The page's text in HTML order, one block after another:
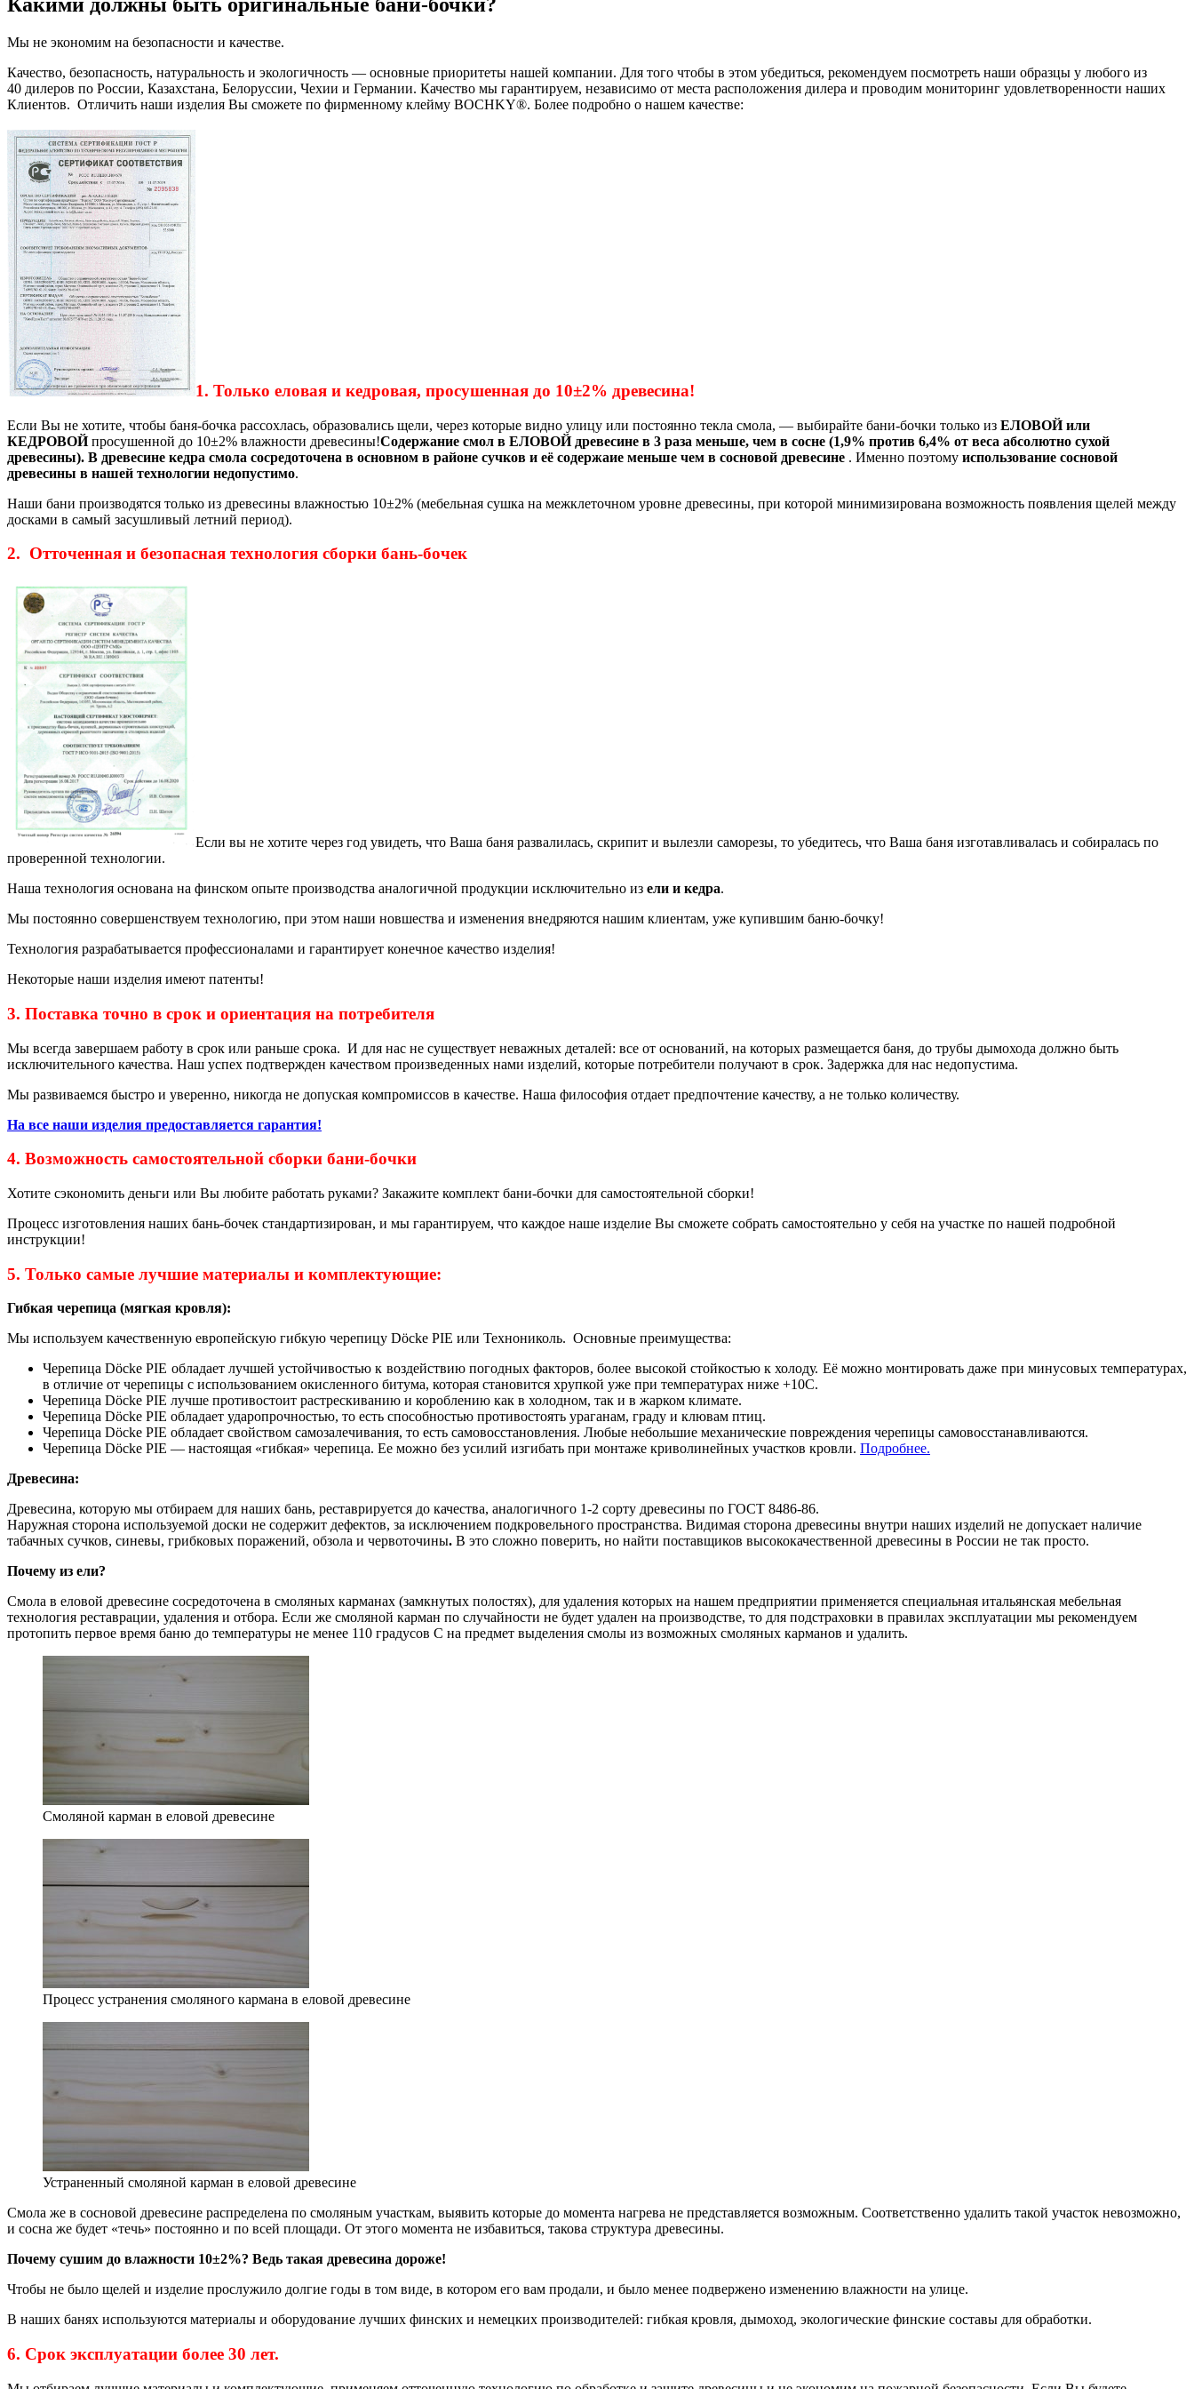
Какими должны быть оригинальные бани-бочки?
Мы не экономим на безопасности и качестве.
Качество, безопасность, натуральность и экологичность — основные приоритеты нашей компании. Для того чтобы в этом убедиться, рекомендуем посмотреть наши образцы у любого из
40 дилеров по России, Казахстана, Белоруссии, Чехии и Германии. Качество мы гарантируем, независимо от места расположения дилера и проводим мониторинг удовлетворенности наших
Клиентов. Отличить наши изделия Вы сможете по фирменному клейму BOCHKY®. Более подробно о нашем качестве:
1. Только еловая и кедровая, просушенная до 10±2% древесина!
Если Вы не хотите, чтобы баня-бочка рассохлась, образовались щели, через которые видно улицу или постоянно текла смола, — выбирайте бани-бочки только из ЕЛОВОЙ или
КЕДРОВОЙпросушенной до 10±2% влажности древесины!Содержание смол в ЕЛОВОЙ древесине в 3 раза меньше, чем в сосне (1,9% против 6,4% от веса абсолютно сухой
древесины). В древесине кедра смола сосредоточена в основном в районе сучков и её содержаие меньше чем в сосновой древесине . Именно поэтому использование сосновой
древесины в нашей технологии недопустимо.
Наши бани производятся только из древесины влажностью 10±2% (мебельная сушка на межклеточном уровне древесины, при которой минимизирована возможность появления щелей между
досками в самый засушливый летний период).
2. Отточенная и безопасная технология сборки бань-бочек
Если вы не хотите через год увидеть, что Ваша баня развалилась, скрипит и вылезли саморезы, то убедитесь, что Ваша баня изготавливалась и собиралась по
проверенной технологии.
Наша технология основана на финском опыте производства аналогичной продукции исключительно из ели и кедра.
Мы постоянно совершенствуем технологию, при этом наши новшества и изменения внедряются нашим клиентам, уже купившим баню-бочку!
Технология разрабатывается профессионалами и гарантирует конечное качество изделия!
Некоторые наши изделия имеют патенты!
3. Поставка точно в срок и ориентация на потребителя
Мы всегда завершаем работу в срок или раньше срока. И для нас не существует неважных деталей: все от оснований, на которых размещается баня, до трубы дымохода должно быть
исключительного качества. Наш успех подтвержден качеством произведенных нами изделий, которые потребители получают в срок. Задержка для нас недопустима.
Мы развиваемся быстро и уверенно, никогда не допуская компромиссов в качестве. Наша философия отдает предпочтение качеству, а не только количеству.
На все наши изделия предоставляется гарантия!
4. Возможность самостоятельной сборки бани-бочки
Хотите сэкономить деньги или Вы любите работать руками? Закажите комплект бани-бочки для самостоятельной сборки!
Процесс изготовления наших бань-бочек стандартизирован, и мы гарантируем, что каждое наше изделие Вы сможете собрать самостоятельно у себя на участке по нашей подробной
инструкции!
5. Только самые лучшие материалы и комплектующие:
Гибкая черепица (мягкая кровля):
Мы используем качественную европейскую гибкую черепицу Döcke PIE или Технониколь. Основные преимущества:
Черепица Dӧcke PIE обладает лучшей устойчивостью к воздействию погодных факторов, более высокой стойкостью к холоду. Её можно монтировать даже при минусовых температурах,
в отличие от черепицы с использованием окисленного битума, которая становится хрупкой уже при температурах ниже +10С.
Черепица Dӧcke PIE лучше противостоит растрескиванию и короблению как в холодном, так и в жарком климате.
Черепица Dӧcke PIE обладает ударопрочностью, то есть способностью противостоять ураганам, граду и клювам птиц.
Черепица Dӧcke PIE обладает свойством самозалечивания, то есть самовосстановления. Любые небольшие механические повреждения черепицы самовосстанавливаются.
Черепица Dӧcke PIE — настоящая «гибкая» черепица. Ее можно без усилий изгибать при монтаже криволинейных участков кровли. Подробнее.
Древесина:
Древесина, которую мы отбираем для наших бань, реставрируется до качества, аналогичного 1-2 сорту древесины по ГОСТ 8486-86.
Наружная сторона используемой доски не содержит дефектов, за исключением подкровельного пространства. Видимая сторона древесины внутри наших изделий не допускает наличие
табачных сучков, синевы, грибковых поражений, обзола и червоточины. В это сложно поверить, но найти поставщиков высококачественной древесины в России не так просто.
Почему из ели?
Смола в еловой древесине сосредоточена в смоляных карманах (замкнутых полостях), для удаления которых на нашем предприятии применяется специальная итальянская мебельная
технология реставрации, удаления и отбора. Если же смоляной карман по случайности не будет удален на производстве, то для подстраховки в правилах эксплуатации мы рекомендуем
протопить первое время баню до температуры не менее 110 градусов С на предмет выделения смолы из возможных смоляных карманов и удалить.
Смоляной карман в еловой древесине
Процесс устранения смоляного кармана в еловой древесине
Устраненный смоляной карман в еловой древесине
Смола же в сосновой древесине распределена по смоляным участкам, выявить которые до момента нагрева не представляется возможным. Соответственно удалить такой участок невозможно,
и сосна же будет «течь» постоянно и по всей площади. От этого момента не избавиться, такова структура древесины.
Почему сушим до влажности 10±2%? Ведь такая древесина дороже!
Чтобы не было щелей и изделие прослужило долгие годы в том виде, в котором его вам продали, и было менее подвержено изменению влажности на улице.
В наших банях используются материалы и оборудование лучших финских и немецких производителей: гибкая кровля, дымоход, экологические финские составы для обработки.
6. Срок эксплуатации более 30 лет.